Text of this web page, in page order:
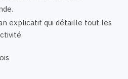
explicatif qui détaille tout les